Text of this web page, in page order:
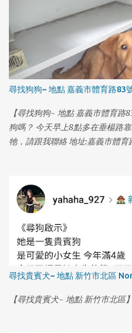
尋找狗狗~ 地點 嘉義市體育路83
【尋找狗狗~ 地點 嘉義市體育
狗嗎？ 今天早上8點多在垂楊路
牠，請跟我聯絡 地址:嘉義市體育
尋找貴賓犬~ 地點 新竹市北區
【尋找貴賓犬~ 地點 新竹市北區